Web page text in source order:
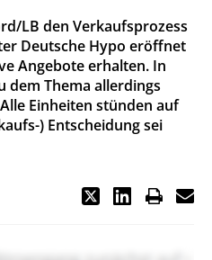
LB den Verkaufsprozess
Deutsche Hypo eröffnet
Angebote erhalten. In
dem Thema allerdings
Einheiten stünden auf
) Entscheidung sei